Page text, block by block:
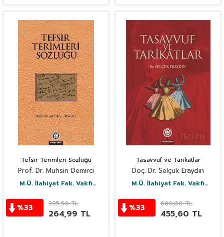
Tefsir Terimleri Sözlüğü
Prof. Dr. Muhsin Demirci
M.Ü. İlahiyat Fak. Vakfı
%33 395,50TL
264,99 TL
Tasavvuf ve Tarikatlar
Doç. Dr. Selçuk Eraydın
M.Ü. İlahiyat Fak. Vakfı
%33 680,00TL
455,60 TL